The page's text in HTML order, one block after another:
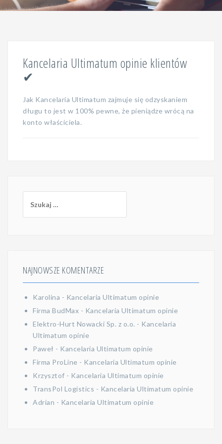
Kancelaria Ultimatum opinie klientów
✔
Jak Kancelaria Ultimatum zajmuje się odzyskaniem
długu to jest w 100% pewne, że pieniądze wrócą na
konto właściciela.
NAJNOWSZE KOMENTARZE
Karolina - Kancelaria Ultimatum opinie
Firma BudMax - Kancelaria Ultimatum opinie
Elektro-Hurt Nowacki Sp. z o.o. - Kancelaria
Ultimatum opinie
Paweł - Kancelaria Ultimatum opinie
Firma ProLine - Kancelaria Ultimatum opinie
Krzysztof - Kancelaria Ultimatum opinie
TransPol Logistics - Kancelaria Ultimatum opinie
Adrian - Kancelaria Ultimatum opinie